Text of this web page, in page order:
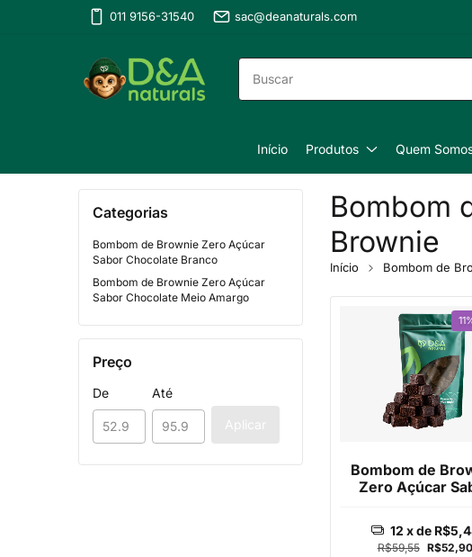
011 9156-31540 sac@deanaturals.com
Início Produtos Quem
Categorias
Bombom de Brownie Zero Açúcar
Sabor Chocolate Branco
Bombom de Brownie Zero Açúcar
Sabor Chocolate Meio Amargo
Preço
De Até
Aplicar
Bombom
Brownie
Início Bombom de
11
Bombom de
Zero Açúcar
Amargo 250g
R$59,55 R$52,90
12 x de